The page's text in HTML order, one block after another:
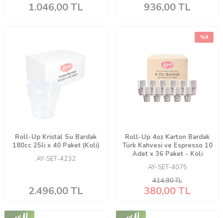
1.046,00TL 936,00TL
Roll-Up Kristal Su Bardak
180cc 25li x 40 Paket (Koli)
AY-SET-4232
2.496,00TL
%8
Roll-Up 4oz Karton Bardak
Türk Kahvesi ve Espresso 10
Adet x 36 Paket - Koli
AY-SET-4075
414,90TL
380,00TL